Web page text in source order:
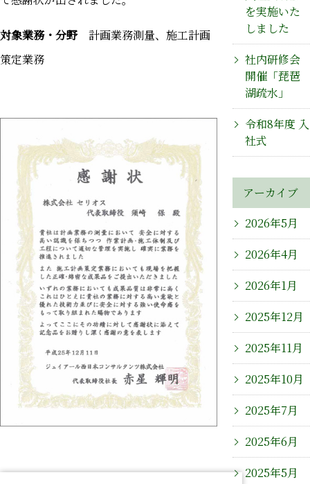
対象業務・分野 計画業務測量、施工計画
策定業務
を実施いた
しました
社内研修会
開催「琵琶
湖疏水」
令和8年度 入
社式
アーカイブ
2026年5月
2026年4月
2026年1月
2025年12月
2025年11月
2025年10月
2025年7月
2025年6月
2025年5月